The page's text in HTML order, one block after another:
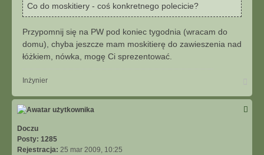
Co do moskitiery - coś konkretnego polecicie?
Przypomnij się na PW pod koniec tygodnia (wracam do
domu), chyba jeszcze mam moskitierę do zawieszenia nad
łóżkiem, nówka, mogę Ci sprezentować.
Inżynier
g
ó
Doczu
Posty: 1285
Rejestracja: 25 mar 2009, 10:25